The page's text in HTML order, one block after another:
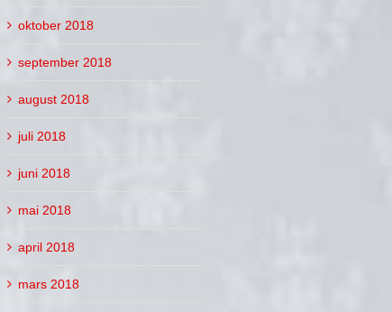
oktober 2018
september 2018
august 2018
juli 2018
juni 2018
mai 2018
april 2018
mars 2018